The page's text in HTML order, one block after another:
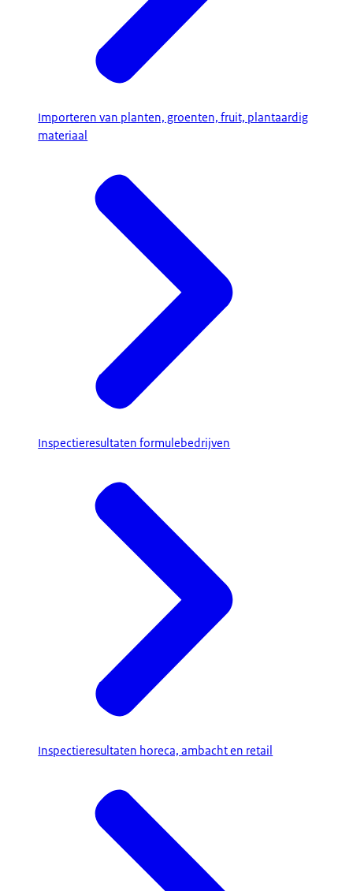
Importeren van planten, groenten, fruit, plantaardig
materiaal
Inspectieresultaten formulebedrijven
Inspectieresultaten horeca, ambacht en retail